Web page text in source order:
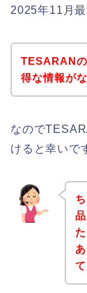
2025年11月
TESARAN
得な情報が
なので
けると幸いで